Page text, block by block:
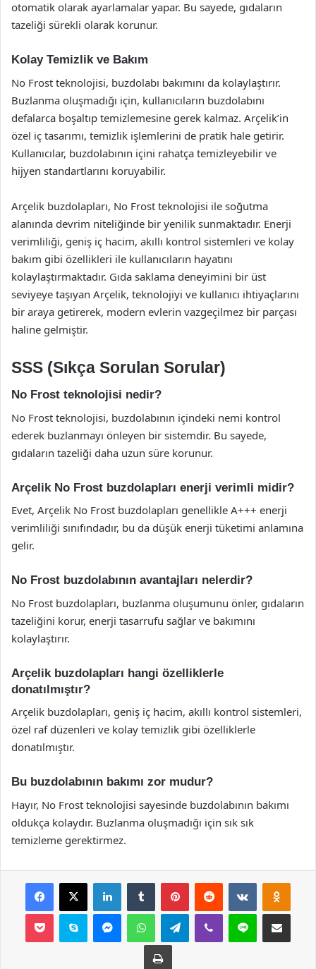
otomatik olarak ayarlamalar yapar. Bu sayede, gıdaların
tazeliği sürekli olarak korunur.
Kolay Temizlik ve Bakım
No Frost teknolojisi, buzdolabı bakımını da kolaylaştırır.
Buzlanma oluşmadığı için, kullanıcıların buzdolabını
defalarca boşaltıp temizlemesine gerek kalmaz. Arçelik’in
özel iç tasarımı, temizlik işlemlerini de pratik hale getirir.
Kullanıcılar, buzdolabının içini rahatça temizleyebilir ve
hijyen standartlarını koruyabilir.
Arçelik buzdolapları, No Frost teknolojisi ile soğutma
alanında devrim niteliğinde bir yenilik sunmaktadır. Enerji
verimliliği, geniş iç hacim, akıllı kontrol sistemleri ve kolay
bakım gibi özellikleri ile kullanıcıların hayatını
kolaylaştırmaktadır. Gıda saklama deneyimini bir üst
seviyeye taşıyan Arçelik, teknolojiyi ve kullanıcı ihtiyaçlarını
bir araya getirerek, modern evlerin vazgeçilmez bir parçası
haline gelmiştir.
SSS (Sıkça Sorulan Sorular)
No Frost teknolojisi nedir?
No Frost teknolojisi, buzdolabının içindeki nemi kontrol
ederek buzlanmayı önleyen bir sistemdir. Bu sayede,
gıdaların tazeliği daha uzun süre korunur.
Arçelik No Frost buzdolapları enerji verimli midir?
Evet, Arçelik No Frost buzdolapları genellikle A+++ enerji
verimliliği sınıfındadır, bu da düşük enerji tüketimi anlamına
gelir.
No Frost buzdolabının avantajları nelerdir?
No Frost buzdolapları, buzlanma oluşumunu önler, gıdaların
tazeliğini korur, enerji tasarrufu sağlar ve bakımını
kolaylaştırır.
Arçelik buzdolapları hangi özelliklerle
donatılmıştır?
Arçelik buzdolapları, geniş iç hacim, akıllı kontrol sistemleri,
özel raf düzenleri ve kolay temizlik gibi özelliklerle
donatılmıştır.
Bu buzdolabının bakımı zor mudur?
Hayır, No Frost teknolojisi sayesinde buzdolabının bakımı
oldukça kolaydır. Buzlanma oluşmadığı için sık sık
temizleme gerektirmez.
Facebook
X LinkedInTumblr PinterestReddit VKontakte
Pocket Skype MessengerWhatsAppTelegramViber Line E-Posta ile
Yazdır